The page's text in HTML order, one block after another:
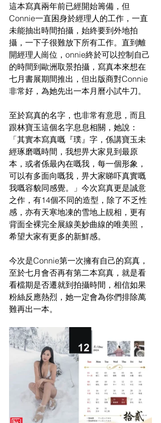
這本寫真兩年前已經開始籌備，但
Connie一直困身於經理人的工作，一直
未能抽出時間拍攝，始終要到外地拍
攝，一下子很難放下所有工作。直到離
開經理人崗位，onnie終於可以控制自己
的時間到歐洲取景拍攝，寫真本來想在
七月書展期間推出，但出版商對Connie
非常好，為她先出一本月曆小試牛刀。
至於寫真的名字，也非常有意思，而且
跟林寶玉這個名字息息相關，她說：
「其實本寫真嘅『璞』字，係講寶玉未
經琢磨嘅時間，我想畀大家見到最原
本，或者係最內在嘅我，每一個形象，
可以有多面向嘅我，畀大家睇吓真實嘅
我嘅容貌同感覺。」今次寫真更是誠意
之作，有14個不同的造型，除了不乏性
感，亦有天寒地凍的雪地上靚相，更有
背面全裸完全展線美妙曲線的唯美照，
希望大家有更多的新鮮感。
今次是Connie第一次擁有自己的寫真，
至於七月會否再有第二本寫真，就是看
看檔期是否遷就到拍攝時間，相信如果
粉絲反應熱烈，她一定會為你們排除萬
難再出一本。